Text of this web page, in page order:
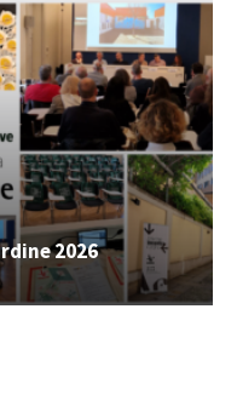
2026